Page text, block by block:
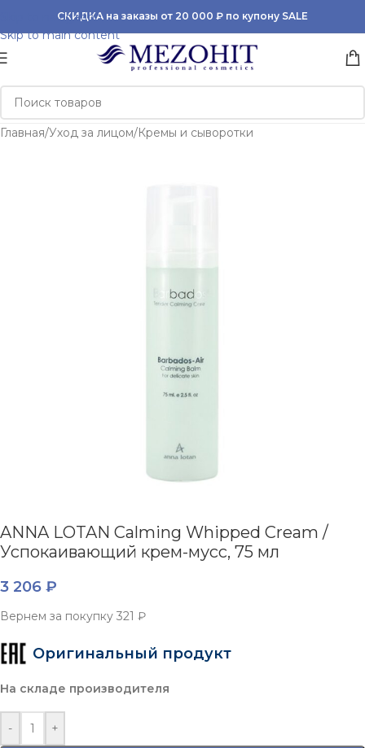
Skip to navigation
Skip to main content
СКИДКА на заказы от 20 000 ₽ по купону SALE
Главная/Уход за лицом/Кремы и сыворотки
ANNA LOTAN Calming Whipped Cream /
Успокаивающий крем-мусс, 75 мл
3 206 ₽
Вернем за покупку 321 ₽
Оригинальный продукт
На складе производителя
- +